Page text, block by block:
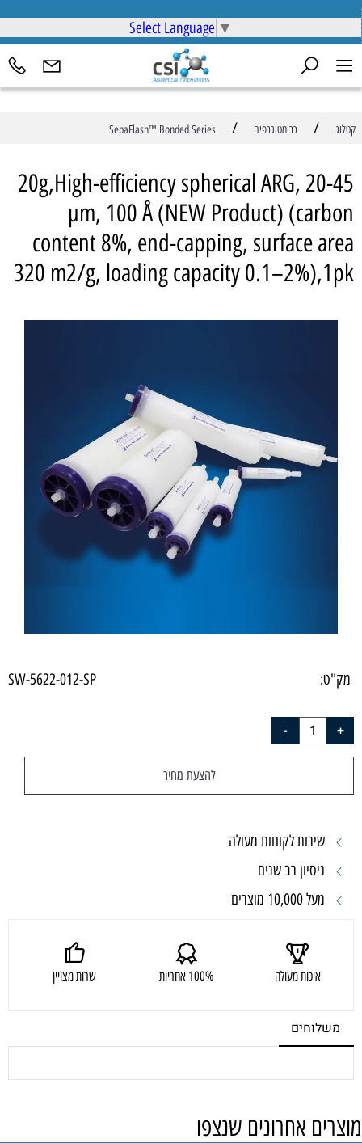
Select Language ▼
קטלוג / כרומטוגרפיה /
SepaFlash™ Bonded Series
20g,High-efficiency spherical ARG, 20-45
µm, 100 Å (NEW Product) (carbon
content 8%, end-capping, surface area
320 m2/g, loading capacity 0.1–2%),1pk
מק"ט: SW-5622-012-SP
להצעת מחיר
שירות לקוחות מעולה
ניסיון רב שנים
מעל 10,000 מוצרים
איכות מעולה 100% אחריות שרות מצויין
משלוחים
מוצרים אחרונים שנצפו